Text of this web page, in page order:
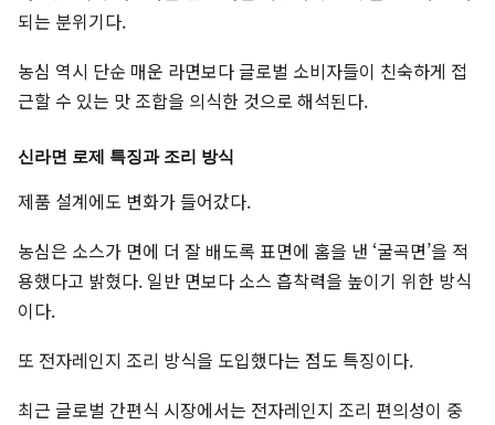
되는 분위기다.
농심 역시 단순 매운 라면보다 글로벌 소비자들이 친숙하게 접
근할 수 있는 맛 조합을 의식한 것으로 해석된다.
신라면 로제 특징과 조리 방식
제품 설계에도 변화가 들어갔다.
농심은 소스가 면에 더 잘 배도록 표면에 홈을 낸 ‘굴곡면’을 적
용했다고 밝혔다. 일반 면보다 소스 흡착력을 높이기 위한 방식
이다.
또 전자레인지 조리 방식을 도입했다는 점도 특징이다.
최근 글로벌 간편식 시장에서는 전자레인지 조리 편의성이 중